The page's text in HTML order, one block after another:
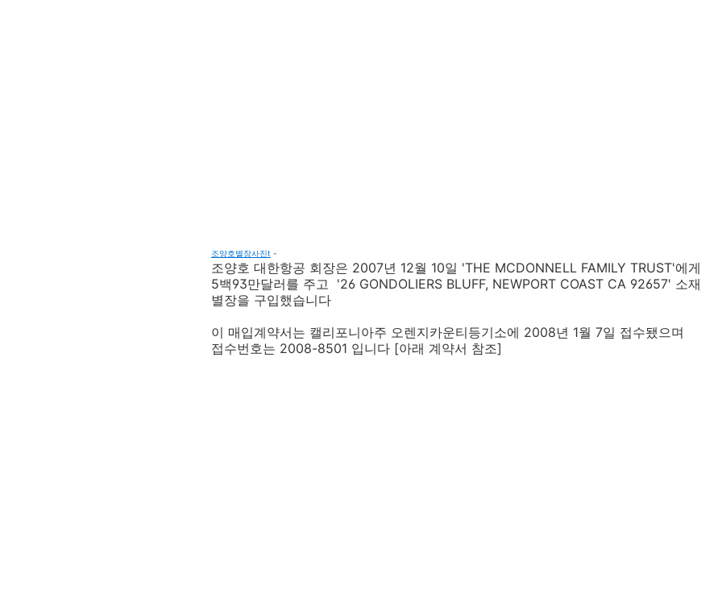
조양호별장사진t -
조양호 대한항공 회장은 2007년 12월 10일 'THE MCDONNELL FAMILY TRUST'에게
5백93만달러를 주고 '26 GONDOLIERS BLUFF, NEWPORT COAST CA 92657' 소재
별장을 구입했습니다
이 매입계약서는 캘리포니아주 오렌지카운티등기소에 2008년 1월 7일 접수됐으며
접수번호는 2008-8501 입니다 [아래 계약서 참조]